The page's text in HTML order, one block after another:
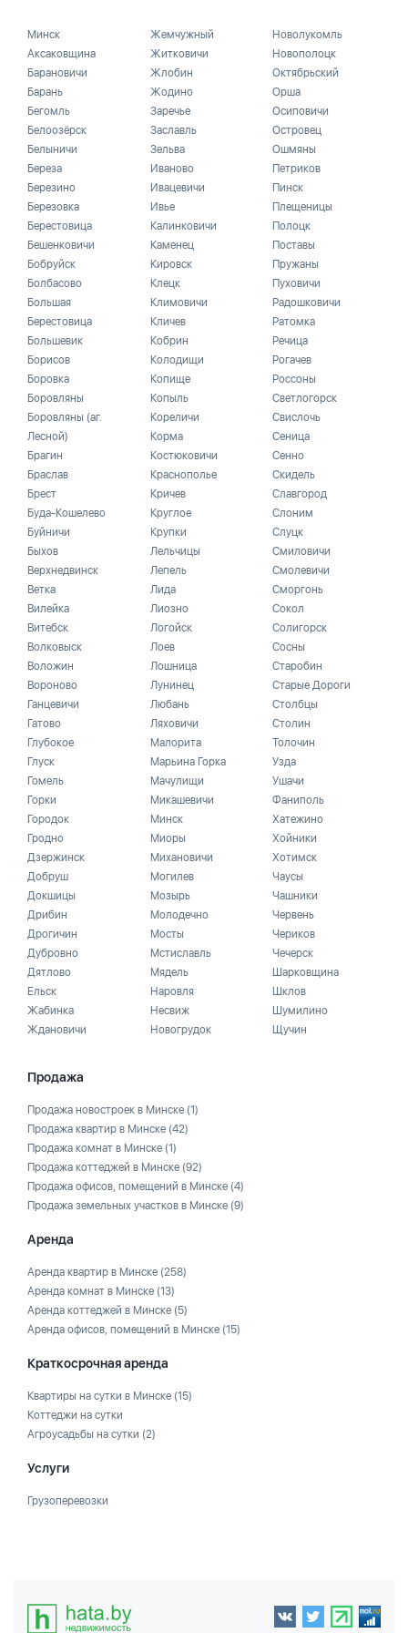
Минск
Аксаковщина
Барановичи
Барань
Бегомль
Белоозёрск
Белыничи
Береза
Березино
Березовка
Берестовица
Бешенковичи
Бобруйск
Болбасово
Большая
Берестовица
Большевик
Борисов
Боровка
Боровляны
Боровляны (аг.
Лесной)
Брагин
Браслав
Брест
Буда-Кошелево
Буйничи
Быхов
Верхнедвинск
Ветка
Вилейка
Витебск
Волковыск
Воложин
Вороново
Ганцевичи
Гатово
Глубокое
Глуск
Гомель
Горки
Городок
Гродно
Дзержинск
Добруш
Докшицы
Дрибин
Дрогичин
Дубровно
Дятлово
Ельск
Жабинка
Ждановичи
Жемчужный
Житковичи
Жлобин
Жодино
Заречье
Заславль
Зельва
Иваново
Ивацевичи
Ивье
Калинковичи
Каменец
Кировск
Клецк
Климовичи
Кличев
Кобрин
Колодищи
Копище
Копыль
Кореличи
Корма
Костюковичи
Краснополье
Кричев
Круглое
Крупки
Лельчицы
Лепель
Лида
Лиозно
Логойск
Лоев
Лошница
Лунинец
Любань
Ляховичи
Малорита
Марьина Горка
Мачулищи
Микашевичи
Минск
Миоры
Михановичи
Могилев
Мозырь
Молодечно
Мосты
Мстиславль
Мядель
Наровля
Несвиж
Новогрудок
Новолукомль
Новополоцк
Октябрьский
Орша
Осиповичи
Островец
Ошмяны
Петриков
Пинск
Плещеницы
Полоцк
Поставы
Пружаны
Пуховичи
Радошковичи
Ратомка
Речица
Рогачев
Россоны
Светлогорск
Свислочь
Сеница
Сенно
Скидель
Славгород
Слоним
Слуцк
Смиловичи
Смолевичи
Сморгонь
Сокол
Солигорск
Сосны
Старобин
Старые Дороги
Столбцы
Столин
Толочин
Узда
Ушачи
Фаниполь
Хатежино
Хойники
Хотимск
Чаусы
Чашники
Червень
Чериков
Чечерск
Шарковщина
Шклов
Шумилино
Щучин
Продажа
Продажа новостроек в Минске (1)
Продажа квартир в Минске (42)
Продажа комнат в Минске (1)
Продажа коттеджей в Минске (92)
Продажа офисов, помещений в Минске (4)
Продажа земельных участков в Минске (9)
Аренда
Аренда квартир в Минске (258)
Аренда комнат в Минске (13)
Аренда коттеджей в Минске (5)
Аренда офисов, помещений в Минске (15)
Краткосрочная аренда
Квартиры на сутки в Минске (15)
Коттеджи на сутки
Агроусадьбы на сутки (2)
Услуги
Грузоперевозки